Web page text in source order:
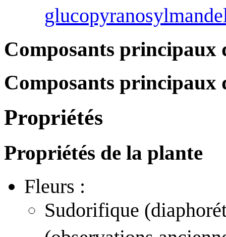
Composants principaux
Composants principaux
Propriétés
Propriétés de la plante
Fleurs :
Sudorifique